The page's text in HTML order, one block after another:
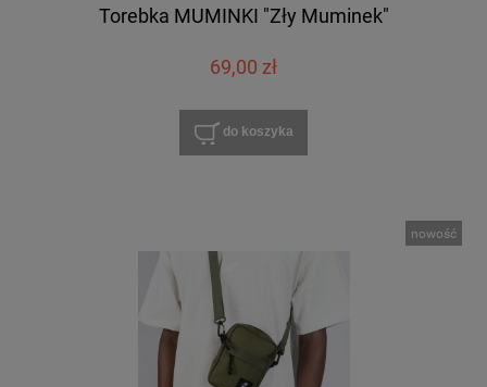
Torebka MUMINKI "Zły Muminek"
69,00 zł
do koszyka
nowość